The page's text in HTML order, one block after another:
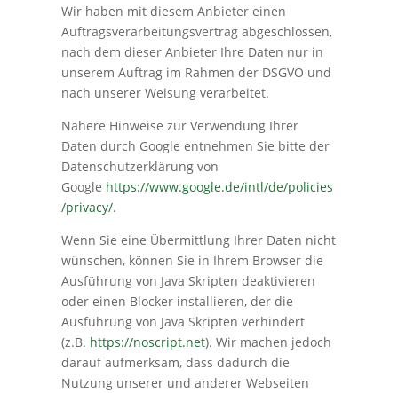
Wir haben mit diesem Anbieter einen
Auftragsverarbeitungsvertrag abgeschlossen,
nach dem dieser Anbieter Ihre Daten nur in
unserem Auftrag im Rahmen der DSGVO und
nach unserer Weisung verarbeitet.
Nähere Hinweise zur Verwendung Ihrer
Daten durch Google entnehmen Sie bitte der
Datenschutzerklärung von
Google https://www.google.de/intl/de/policies
/privacy/.
Wenn Sie eine Übermittlung Ihrer Daten nicht
wünschen, können Sie in Ihrem Browser die
Ausführung von Java Skripten deaktivieren
oder einen Blocker installieren, der die
Ausführung von Java Skripten verhindert
(z.B. https://noscript.net). Wir machen jedoch
darauf aufmerksam, dass dadurch die
Nutzung unserer und anderer Webseiten